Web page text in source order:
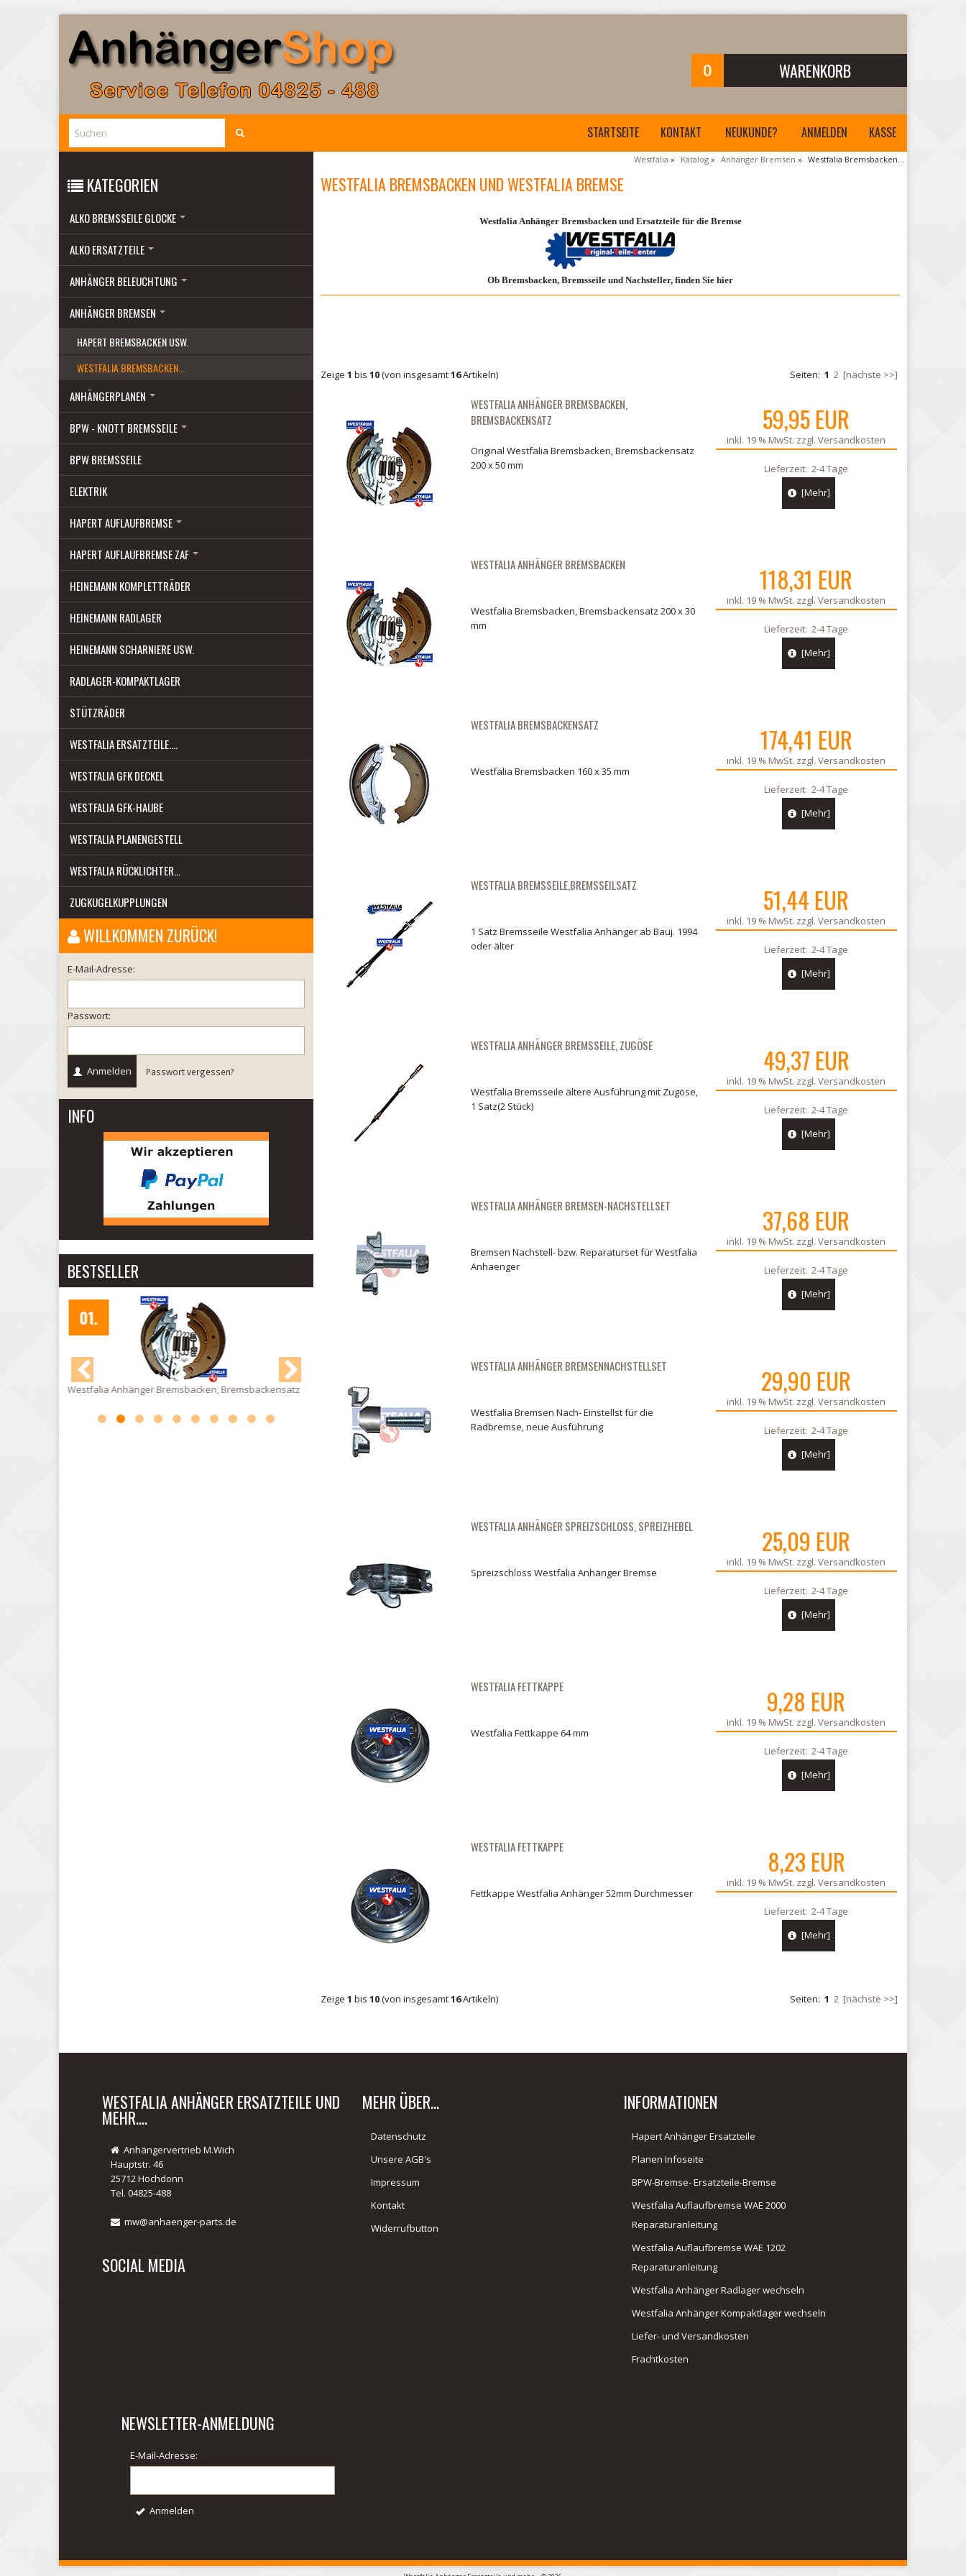
0 WARENKORB
STARTSEITE KONTAKT NEUKUNDE? ANMELDEN KASSE
Westfalia » Katalog » Anhänger Bremsen » Westfalia Bremsbacken...
WESTFALIA BREMSBACKEN UND WESTFALIA BREMSE
Westfalia Anhänger Bremsbacken und Ersatzteile für die Bremse
Ob Bremsbacken, Bremsseile und Nachsteller, finden Sie hier
Zeige 1 bis 10(von insgesamt16Artikeln) Seiten: 1 2 [nächste >>]
WESTFALIA ANHÄNGER BREMSBACKEN,
BREMSBACKENSATZ
Original Westfalia Bremsbacken, Bremsbackensatz
200 x 50 mm
59,95 EUR
inkl. 19 % MwSt. zzgl.Versandkosten
Lieferzeit:2-4 Tage
[Mehr]
WESTFALIA ANHÄNGER BREMSBACKEN
Westfalia Bremsbacken, Bremsbackensatz 200 x 30
mm
118,31 EUR
inkl. 19 % MwSt. zzgl.Versandkosten
Lieferzeit:2-4 Tage
[Mehr]
WESTFALIA BREMSBACKENSATZ
Westfalia Bremsbacken 160 x 35 mm
174,41 EUR
inkl. 19 % MwSt. zzgl.Versandkosten
Lieferzeit:2-4 Tage
[Mehr]
WESTFALIA BREMSSEILE,BREMSSEILSATZ
1 Satz Bremsseile Westfalia Anhänger ab Bauj. 1994
oder älter
51,44 EUR
inkl. 19 % MwSt. zzgl.Versandkosten
Lieferzeit:2-4 Tage
[Mehr]
WESTFALIA ANHÄNGER BREMSSEILE, ZUGÖSE
Westfalia Bremsseile ältere Ausführung mit Zugöse,
1 Satz(2 Stück)
49,37 EUR
inkl. 19 % MwSt. zzgl.Versandkosten
Lieferzeit:2-4 Tage
[Mehr]
WESTFALIA ANHÄNGER BREMSEN-NACHSTELLSET
Bremsen Nachstell- bzw. Reparaturset für Westfalia
Anhaenger
37,68 EUR
inkl. 19 % MwSt. zzgl.Versandkosten
Lieferzeit:2-4 Tage
[Mehr]
WESTFALIA ANHÄNGER BREMSENNACHSTELLSET
Westfalia Bremsen Nach- Einstellst für die
Radbremse, neue Ausführung
29,90 EUR
inkl. 19 % MwSt. zzgl.Versandkosten
Lieferzeit:2-4 Tage
[Mehr]
WESTFALIA ANHÄNGER SPREIZSCHLOSS, SPREIZHEBEL
Spreizschloss Westfalia Anhänger Bremse
25,09 EUR
inkl. 19 % MwSt. zzgl.Versandkosten
Lieferzeit:2-4 Tage
[Mehr]
WESTFALIA FETTKAPPE
Westfalia Fettkappe 64 mm
9,28 EUR
inkl. 19 % MwSt. zzgl.Versandkosten
Lieferzeit:2-4 Tage
[Mehr]
WESTFALIA FETTKAPPE
Fettkappe Westfalia Anhänger 52mm Durchmesser
8,23 EUR
inkl. 19 % MwSt. zzgl.Versandkosten
Lieferzeit:2-4 Tage
[Mehr]
Zeige 1 bis 10(von insgesamt16Artikeln) Seiten: 1 2 [nächste >>]
KATEGORIEN
ALKO BREMSSEILE GLOCKE
ALKO ERSATZTEILE
ANHÄNGER BELEUCHTUNG
ANHÄNGER BREMSEN
HAPERT BREMSBACKEN USW.
WESTFALIA BREMSBACKEN...
ANHÄNGERPLANEN
BPW - KNOTT BREMSSEILE
BPW BREMSSEILE
ELEKTRIK
HAPERT AUFLAUFBREMSE
HAPERT AUFLAUFBREMSE ZAF
HEINEMANN KOMPLETTRÄDER
HEINEMANN RADLAGER
HEINEMANN SCHARNIERE USW.
RADLAGER-KOMPAKTLAGER
STÜTZRÄDER
WESTFALIA ERSATZTEILE....
WESTFALIA GFK DECKEL
WESTFALIA GFK-HAUBE
WESTFALIA PLANENGESTELL
WESTFALIA RÜCKLICHTER...
ZUGKUGELKUPPLUNGEN
WILLKOMMEN ZURÜCK!
E-Mail-Adresse:
Passwort:
Anmelden Passwort vergessen?
INFO
BESTSELLER
02.
Westfalia Anhänger Bremsbacken
05.
Westfalia Anhänger Bremsen-
WESTFALIA ANHÄNGER ERSATZTEILE UND
MEHR....
Anhängervertrieb M.Wich
Hauptstr. 46
25712 Hochdonn
Tel. 04825-488
mw@anhaenger-parts.de
SOCIAL MEDIA
MEHR ÜBER...
Datenschutz
Unsere AGB's
Impressum
Kontakt
Widerrufbutton
INFORMATIONEN
Hapert Anhänger Ersatzteile
Planen Infoseite
BPW-Bremse- Ersatzteile-Bremse
Westfalia Auflaufbremse WAE 2000
Reparaturanleitung
Westfalia Auflaufbremse WAE 1202
Reparaturanleitung
Westfalia Anhänger Radlager wechseln
Westfalia Anhänger Kompaktlager wechseln
Liefer- und Versandkosten
Frachtkosten
NEWSLETTER-ANMELDUNG
E-Mail-Adresse:
Anmelden